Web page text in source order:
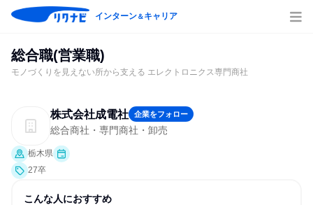
インターン＆キャリア
総合職(営業職)
モノづくりを見えない所から支える エレクトロニクス専門商社
株式会社成電社 企業をフォロー
総合商社・専門商社・卸売
栃木県
27卒
こんな人におすすめ